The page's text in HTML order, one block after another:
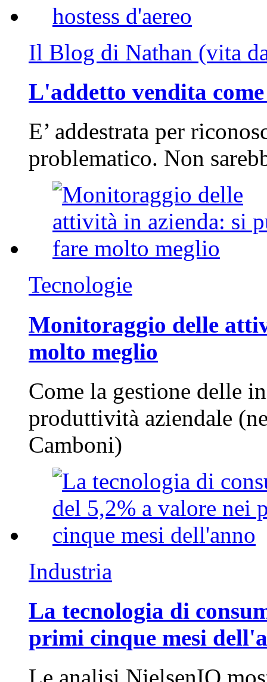
Il Blog di Nathan (vita
L'addetto vendita
E’ addestrata per
problematico. Non
Tecnologie
Monitoraggio delle
molto meglio
Come la gestione delle
produttività aziendale
Camboni)
Industria
La tecnologia di
primi cinque mesi